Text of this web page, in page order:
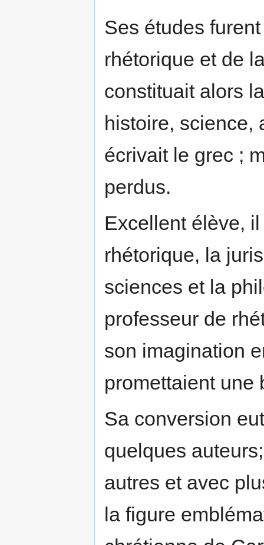
Ses études
rhétorique et de
constituait alors
histoire, science,
écrivait le grec ;
perdus.
Excellent élève,
rhétorique, la
sciences et la
professeur de
son imagination
promettaient une
Sa conversion
quelques
autres et avec
la figure